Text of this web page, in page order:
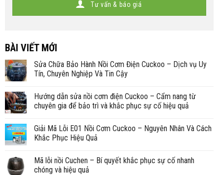
Tư vấn & báo giá
BÀI VIẾT MỚI
Sửa Chữa Bảo Hành Nồi Cơm Điện Cuckoo – Dịch vụ Uy
Tín, Chuyên Nghiệp Và Tin Cậy
Hướng dẫn sửa nồi cơm điện Cuckoo – Cẩm nang từ
chuyên gia để bảo trì và khắc phục sự cố hiệu quả
Giải Mã Lỗi E01 Nồi Cơm Cuckoo – Nguyên Nhân Và Cách
Khắc Phục Hiệu Quả
Mã lỗi nồi Cuchen – Bí quyết khắc phục sự cố nhanh
chóng và hiệu quả